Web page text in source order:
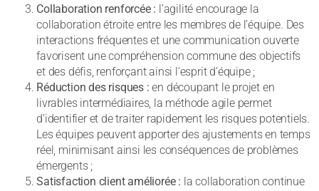
Collaboration renforcée : l’agilité encourage la
collaboration étroite entre les membres de l’équipe. Des
interactions fréquentes et une communication ouverte
favorisent une compréhension commune des objectifs
et des défis, renforçant ainsi l’esprit d’équipe ;
Réduction des risques : en découpant le projet en
livrables intermédiaires, la méthode agile permet
d’identifier et de traiter rapidement les risques potentiels.
Les équipes peuvent apporter des ajustements en temps
réel, minimisant ainsi les conséquences de problèmes
émergents ;
Satisfaction client améliorée : la collaboration continue